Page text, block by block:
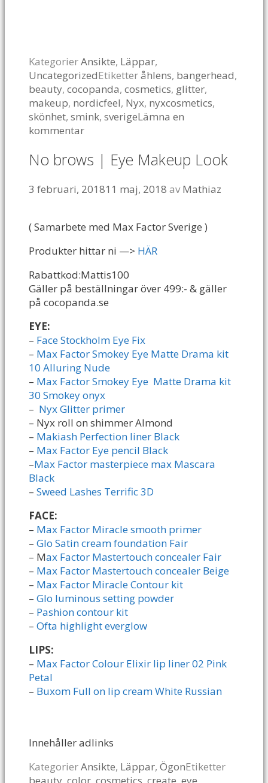
KategorierAnsikte, Läppar,
UncategorizedEtiketteråhlens, bangerhead,
beauty, cocopanda, cosmetics, glitter,
makeup, nordicfeel, Nyx, nyxcosmetics,
skönhet, smink, sverigeLämna en
kommentar
No brows | Eye Makeup Look
3 februari, 201811 maj, 2018 avMathiaz
( Samarbete med Max Factor Sverige )
Produkter hittar ni —> HÄR
Rabattkod:Mattis100
Gäller på beställningar över 499:- & gäller
på cocopanda.se
EYE:
– Face Stockholm Eye Fix
– Max Factor Smokey Eye Matte Drama kit
10 Alluring Nude
– Max Factor Smokey Eye Matte Drama kit
30 Smokey onyx
– Nyx Glitter primer
– Nyx roll on shimmer Almond
– Makiash Perfection liner Black
– Max Factor Eye pencil Black
–Max Factor masterpiece max Mascara
Black
– Sweed Lashes Terrific 3D
FACE:
– Max Factor Miracle smooth primer
– Glo Satin cream foundation Fair
– Max Factor Mastertouch concealer Fair
– Max Factor Mastertouch concealer Beige
– Max Factor Miracle Contour kit
– Glo luminous setting powder
– Pashion contour kit
– Ofta highlight everglow
LIPS:
– Max Factor Colour Elixir lip liner 02 Pink
Petal
– Buxom Full on lip cream White Russian
Innehåller adlinks
KategorierAnsikte, Läppar, ÖgonEtiketter